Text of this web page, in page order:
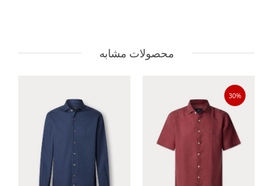
محصولات مشابه
30%